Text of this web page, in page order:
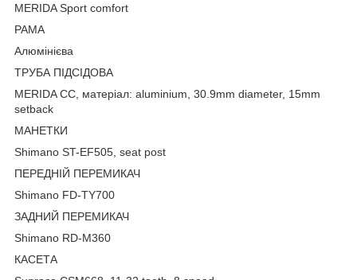
MERIDA Sport comfort
РАМА
Алюмінієва
ТРУБА ПІДСІДОВА
MERIDA CC, матеріал: aluminium, 30.9mm diameter, 15mm
setback
МАНЕТКИ
Shimano ST-EF505, seat post
ПЕРЕДНІЙ ПЕРЕМИКАЧ
Shimano FD-TY700
ЗАДНИЙ ПЕРЕМИКАЧ
Shimano RD-M360
КАСЕТА